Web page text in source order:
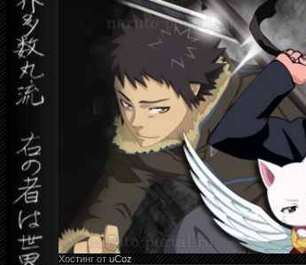
Хостинг отuCoz